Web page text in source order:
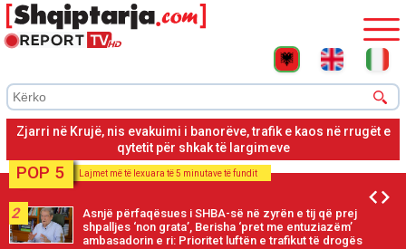
Zjarri në Krujë, banorët largohen pas thirrjes për evakuim për
shkak të rrezikut nga zjarri
POP 5 Lajmet më të lexuara të 5 minutave të fundit
2
Asnjë përfaqësues i SHBA-së në zyrën e tij që prej
shpalljes ‘non grata’, Berisha ‘pret me entuziazëm’
ambasadorin e ri: Prioritet luftën e trafikut të drogës